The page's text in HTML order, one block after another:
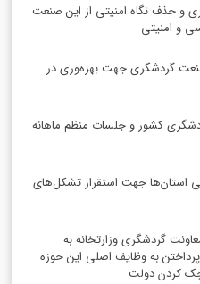
و حذف نگاه امنیتی از این صنعت
و امنیتی
گردشگری جهت بهره‌وری در
کشور و جلسات منظم ماهانه
استان‌ها جهت استقرار تشکل‌های
گردشگری وزارتخانه به
به وظایف اصلی این حوزه
کردن دولت